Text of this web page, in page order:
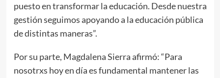
puesto en transformar la educación. Desde nuestra
gestión seguimos apoyando a la educación pública
de distintas maneras”.
Por su parte, Magdalena Sierra afirmó: “Para
nosotrxs hoy en día es fundamental mantener las